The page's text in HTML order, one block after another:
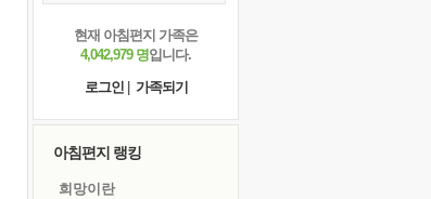
현재 아침편지 가족은
4,042,979 명입니다.
로그인
가족되기
아침편지 랭킹
희망이란